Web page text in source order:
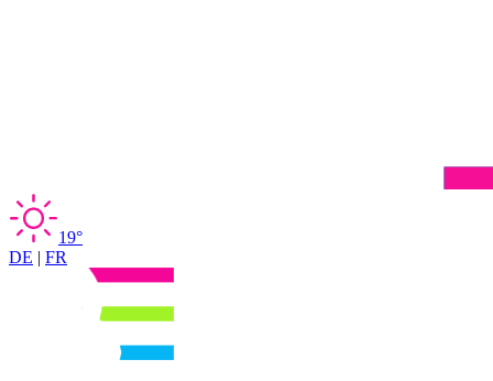
19°
DE | FR